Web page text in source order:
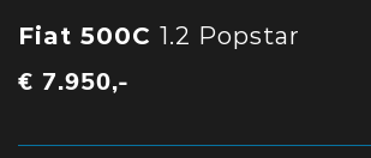
Fiat 500C 1.2 Popstar
€ 7.950,-